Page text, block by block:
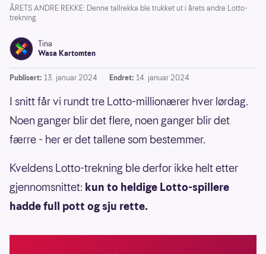
ÅRETS ANDRE REKKE: Denne tallrekka ble trukket ut i årets andre Lotto-
trekning.
Tina
Wasa Kartomten
Publisert: 13. januar 2024 Endret: 14. januar 2024
I snitt får vi rundt tre Lotto-millionærer hver lørdag.
Noen ganger blir det flere, noen ganger blir det
færre - her er det tallene som bestemmer.
Kveldens Lotto-trekning ble derfor ikke helt etter
gjennomsnittet: kun to heldige Lotto-spillere
hadde full pott og sju rette.